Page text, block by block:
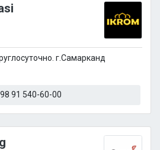
г.Самарканд
91 540-60-00